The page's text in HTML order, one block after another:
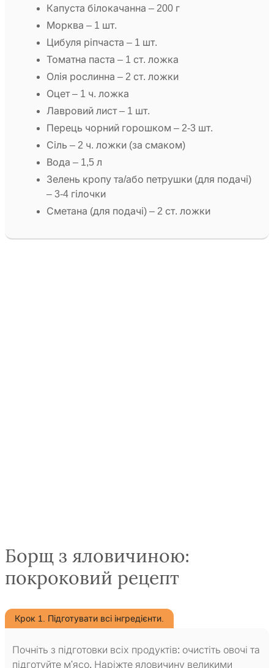
Капуста білокачанна – 200 г
Морква – 1 шт.
Цибуля ріпчаста – 1 шт.
Томатна паста – 1 ст. ложка
Олія рослинна – 2 ст. ложки
Оцет – 1 ч. ложка
Лавровий лист – 1 шт.
Перець чорний горошком – 2-3 шт.
Сіль – 2 ч. ложки (за смаком)
Вода – 1,5 л
Зелень кропу та/або петрушки (для подачі)
– 3-4 гілочки
Сметана (для подачі) – 2 ст. ложки
Борщ з яловичиною:
покроковий рецепт
Крок 1. Підготувати всі інгредієнти.
Почніть з підготовки всіх продуктів: очистіть овочі та
підготуйте м'ясо. Наріжте яловичину великими